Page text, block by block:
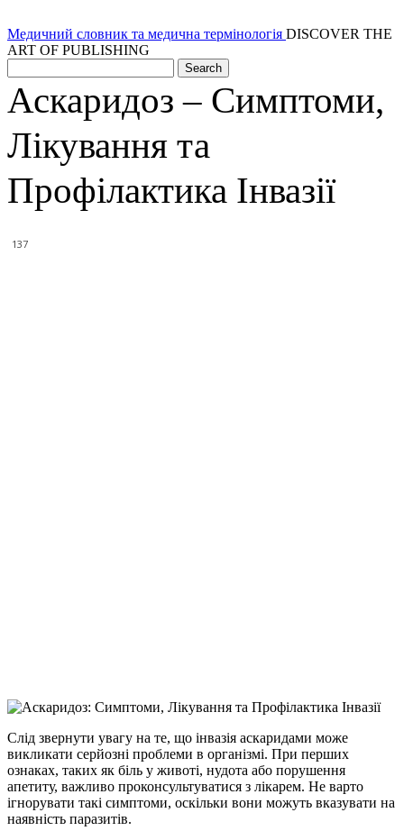
Медичний словник та медична термінологія DISCOVER THE
ART OF PUBLISHING
Аскаридоз – Симптоми,
Лікування та
Профілактика Інвазії
137
Слід звернути увагу на те, що інвазія аскаридами може
викликати серйозні проблеми в організмі. При перших
ознаках, таких як біль у животі, нудота або порушення
апетиту, важливо проконсультуватися з лікарем. Не варто
ігнорувати такі симптоми, оскільки вони можуть вказувати на
наявність паразитів.